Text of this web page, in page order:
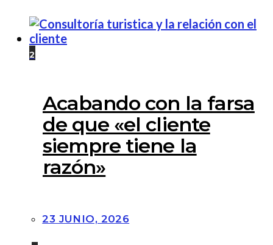
2
Acabando con la farsa
de que «el cliente
siempre tiene la
razón»
23 JUNIO, 2026